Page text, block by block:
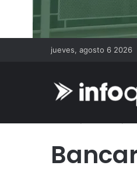
jueves, agosto 6 2026